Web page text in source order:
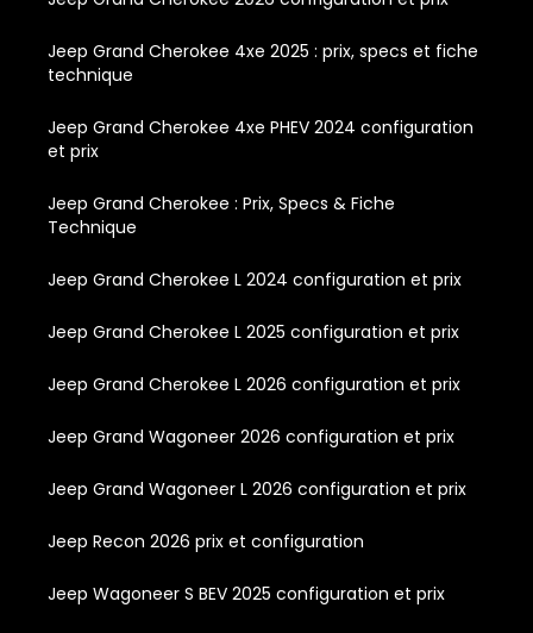
Jeep Grand Cherokee 4xe 2025 : prix, specs et fiche
technique
Jeep Grand Cherokee 4xe PHEV 2024 configuration
et prix
Jeep Grand Cherokee : Prix, Specs & Fiche
Technique
Jeep Grand Cherokee L 2024 configuration et prix
Jeep Grand Cherokee L 2025 configuration et prix
Jeep Grand Cherokee L 2026 configuration et prix
Jeep Grand Wagoneer 2026 configuration et prix
Jeep Grand Wagoneer L 2026 configuration et prix
Jeep Recon 2026 prix et configuration
Jeep Wagoneer S BEV 2025 configuration et prix